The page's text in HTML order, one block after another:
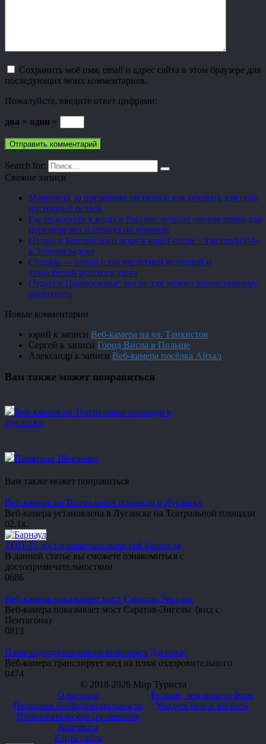
Сохранить моё имя, email и адрес сайта в этом браузере для
последующих моих комментариев.
Пожалуйста, введите ответ цифрами:
два × один =
Search for:
Свежие записи
Маврикий за пределами шезлонга: как открыть для себя
настоящий остров
Где отдохнуть у воды в России: лучшие направления для
перезагрузки и отдыха на природе
Отдых у Балтийского моря в апарт-отеле «АмстерДОМ»
в Зеленоградске
Суздаль — город с тысячелетней историей и
атмосферой русского уюта
Отдых в Подмосковье: место, где можно по-настоящему
выдохнуть
Новые комментарии
юрий к записи Веб-камера на ул. Танкистов
Сергей к записи Город Висла в Польше
Александр к записи Веб-камера посёлка Айхал
Вам также может понравиться
Веб-камера на Театральной площади в
Луганске
Памятник Шевченко
Вам также может понравиться
Веб-камера на Театральной площади в Луганске
Веб-камера установлена в Луганске на Театральной площади
02.1к.
ТОП-15 достопримечательностей Барнаула
В данной статье вы сможете ознакомиться с
достопримечательностями
0686
Веб-камера показывает мост Саратов-Энгельс
Веб-камера показывает мост Саратов-Энгельс (вид с
Пентагона)
0813
Пляж оздоровительного комплекса Дагомыс
Веб-камера транслирует вид на пляж оздоровительного
0474
© 2018-2026 Мир Туриста
О портале
Политика конфиденциальности
Пользовательское соглашение
Контакты
Карта сайта
Больше, чем просто фото
Увидеть мир и выжить